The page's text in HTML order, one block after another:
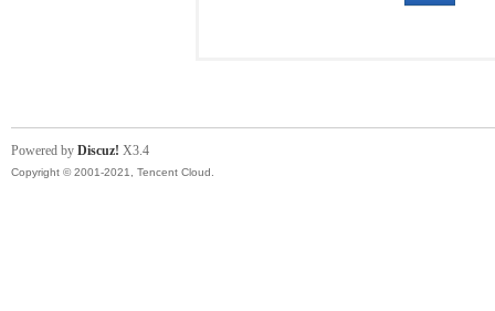
Powered by Discuz! X3.4
Copyright © 2001-2021, Tencent Cloud.